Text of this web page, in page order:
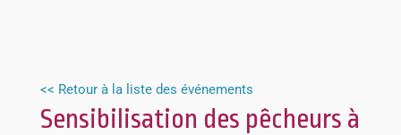
<< Retour à la liste des événements
Sensibilisation des pêcheurs à